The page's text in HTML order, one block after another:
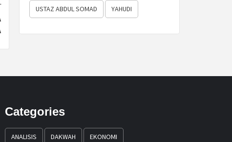
USTAZ ABDUL SOMAD YAHUDI
Categories
ANALISIS DAKWAH EKONOMI